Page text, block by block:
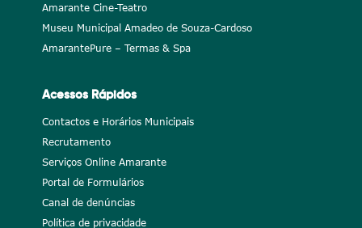
Amarante Cine-Teatro
Museu Municipal Amadeo de Souza-Cardoso
AmarantePure – Termas & Spa
Acessos Rápidos
Contactos e Horários Municipais
Recrutamento
Serviços Online Amarante
Portal de Formulários
Canal de denúncias
Política de privacidade